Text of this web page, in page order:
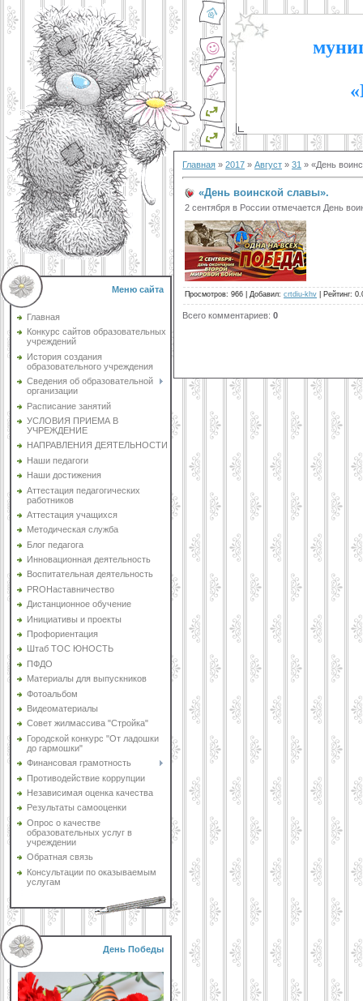
Меню сайта
Главная
Конкурс сайтов образовательных
учреждений
История создания
образовательного учреждения
Сведения об образовательной
организации
Расписание занятий
УСЛОВИЯ ПРИЕМА В
УЧРЕЖДЕНИЕ
НАПРАВЛЕНИЯ ДЕЯТЕЛЬНОСТИ
Наши педагоги
Наши достижения
Аттестация педагогических
работников
Аттестация учащихся
Методическая служба
Блог педагога
Инновационная деятельность
Воспитательная деятельность
PROНаставничество
Дистанционное обучение
Инициативы и проекты
Профориентация
Штаб ТОС ЮНОСТЬ
ПФДО
Материалы для выпускников
Фотоальбом
Видеоматериалы
Совет жилмассива "Стройка"
Городской конкурс "От ладошки
до гармошки"
Финансовая грамотность
Противодействие коррупции
Независимая оценка качества
Результаты самооценки
Опрос о качестве
образовательных услуг в
учреждении
Обратная связь
Консультации по оказываемым
услугам
День Победы
Главная » 2017 » Август » 31 » «День
«День воинской славы».
2 сентября в России отмечается День
Просмотров: 966 Добавил: crtdiu-khv Рейтинг:
Всего комментариев: 0